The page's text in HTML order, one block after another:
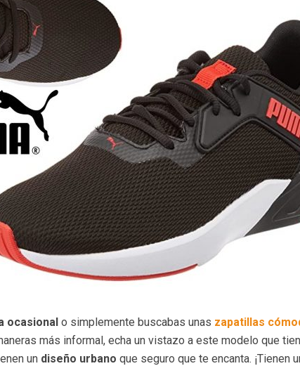
ocasional o simplemente buscabas unas zapatillas
más informal, echa un vistazo a este modelo que
un diseño urbano que seguro que te encanta. ¡Tienen